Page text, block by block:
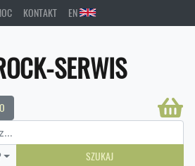
KONTAKT EN
SERWIS
SZUKAJ